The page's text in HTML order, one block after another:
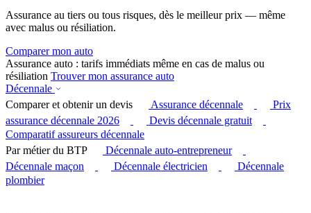
Assurance au tiers ou tous risques, dès le meilleur prix — même
avec malus ou résiliation.
Comparer mon auto
Assurance auto : tarifs immédiats même en cas de malus ou
résiliation Trouver mon assurance auto
Décennale
Comparer et obtenir un devis
Assurance décennale
Prix
assurance décennale 2026
Devis décennale gratuit
Comparatif assureurs décennale
Par métier du BTP
Décennale auto-entrepreneur
Décennale maçon
Décennale électricien
Décennale
plombier